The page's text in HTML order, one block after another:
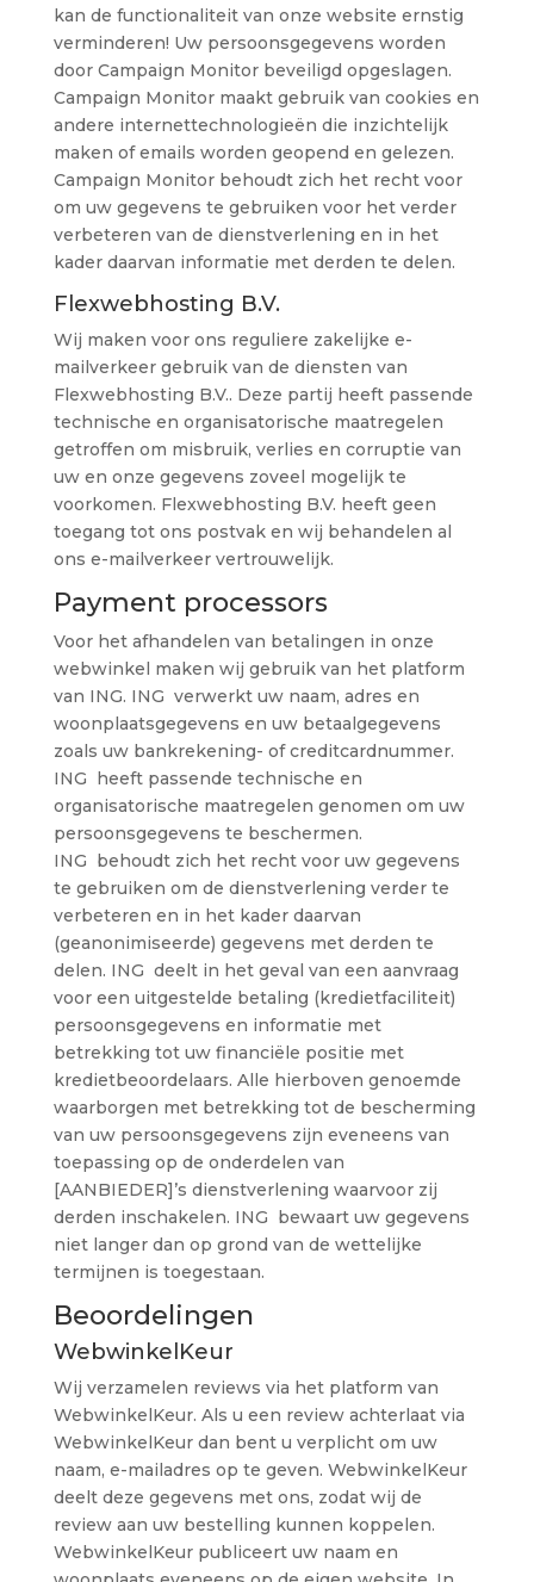
kan de functionaliteit van onze website ernstig
verminderen! Uw persoonsgegevens worden
door Campaign Monitor beveiligd opgeslagen.
Campaign Monitor maakt gebruik van cookies en
andere internettechnologieën die inzichtelijk
maken of emails worden geopend en gelezen.
Campaign Monitor behoudt zich het recht voor
om uw gegevens te gebruiken voor het verder
verbeteren van de dienstverlening en in het
kader daarvan informatie met derden te delen.
Flexwebhosting B.V.
Wij maken voor ons reguliere zakelijke e-
mailverkeer gebruik van de diensten van
Flexwebhosting B.V.. Deze partij heeft passende
technische en organisatorische maatregelen
getroffen om misbruik, verlies en corruptie van
uw en onze gegevens zoveel mogelijk te
voorkomen. Flexwebhosting B.V. heeft geen
toegang tot ons postvak en wij behandelen al
ons e-mailverkeer vertrouwelijk.
Payment processors
Voor het afhandelen van betalingen in onze
webwinkel maken wij gebruik van het platform
van ING. ING verwerkt uw naam, adres en
woonplaatsgegevens en uw betaalgegevens
zoals uw bankrekening- of creditcardnummer.
ING heeft passende technische en
organisatorische maatregelen genomen om uw
persoonsgegevens te beschermen.
ING behoudt zich het recht voor uw gegevens
te gebruiken om de dienstverlening verder te
verbeteren en in het kader daarvan
(geanonimiseerde) gegevens met derden te
delen. ING deelt in het geval van een aanvraag
voor een uitgestelde betaling (kredietfaciliteit)
persoonsgegevens en informatie met
betrekking tot uw financiële positie met
kredietbeoordelaars. Alle hierboven genoemde
waarborgen met betrekking tot de bescherming
van uw persoonsgegevens zijn eveneens van
toepassing op de onderdelen van
[AANBIEDER]’s dienstverlening waarvoor zij
derden inschakelen. ING bewaart uw gegevens
niet langer dan op grond van de wettelijke
termijnen is toegestaan.
Beoordelingen
WebwinkelKeur
Wij verzamelen reviews via het platform van
WebwinkelKeur. Als u een review achterlaat via
WebwinkelKeur dan bent u verplicht om uw
naam, e-mailadres op te geven. WebwinkelKeur
deelt deze gegevens met ons, zodat wij de
review aan uw bestelling kunnen koppelen.
WebwinkelKeur publiceert uw naam en